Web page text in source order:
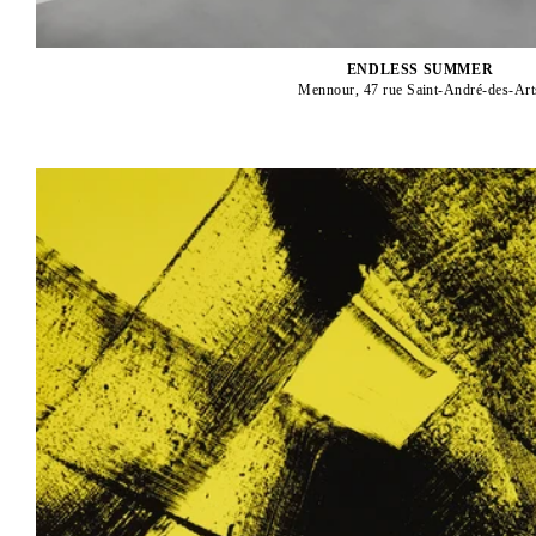
ENDLESS SUMMER
Mennour, 47 rue Saint-André-des-